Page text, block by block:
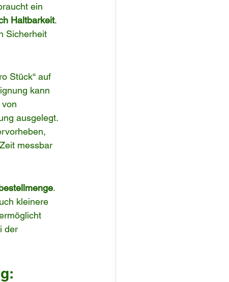
ein
Haltbarkeit.
Sicherheit
Stück“ auf
kann
ausgelegt.
messbar
.
kleinere
der